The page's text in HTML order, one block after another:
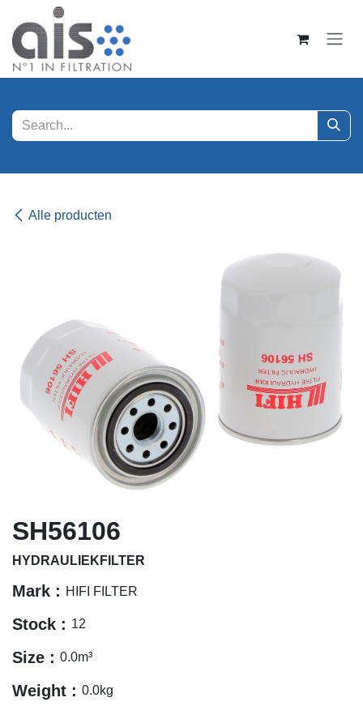
Overslaan naar inhoud
Alle producten
SH56106
HYDRAULIEKFILTER
Mark : HIFI FILTER
Stock : 12
Size : 0.0m³
Weight : 0.0kg